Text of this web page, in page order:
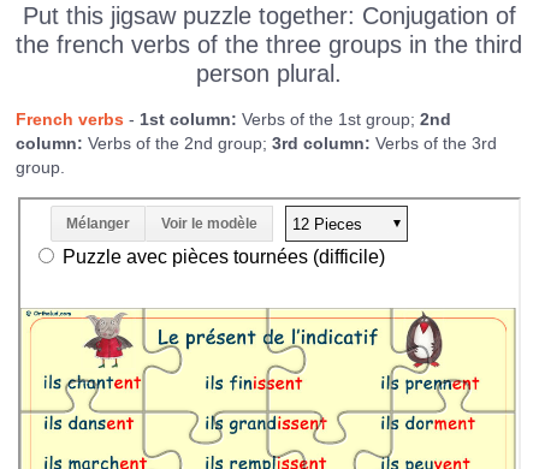
Put this jigsaw puzzle together: Conjugation of
the french verbs of the three groups in the third
person plural.
French verbs - 1st column: Verbs of the 1st group;2nd
column: Verbs of the 2nd group;3rd column: Verbs of the 3rd
group.